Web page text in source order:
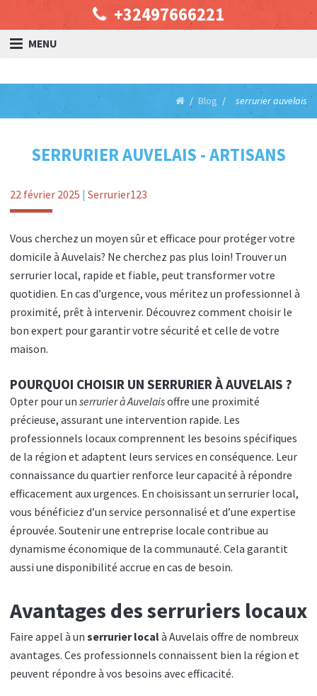
+32497666221
MENU
Blog serrurier auvelais
SERRURIER AUVELAIS - ARTISANS
22 février 2025 Serrurier123
Vous cherchez un moyen sûr et efficace pour protéger votre
domicile à Auvelais? Ne cherchez pas plus loin! Trouver un
serrurier local, rapide et fiable, peut transformer votre
quotidien. En cas d’urgence, vous méritez un professionnel à
proximité, prêt à intervenir. Découvrez comment choisir le
bon expert pour garantir votre sécurité et celle de votre
maison.
POURQUOI CHOISIR UN SERRURIER À AUVELAIS ?
Opter pour un serrurier à Auvelaisoffre une proximité
précieuse, assurant une intervention rapide. Les
professionnels locaux comprennent les besoins spécifiques
de la région et adaptent leurs services en conséquence. Leur
connaissance du quartier renforce leur capacité à répondre
efficacement aux urgences. En choisissant un serrurier local,
vous bénéficiez d’un service personnalisé et d’une expertise
éprouvée. Soutenir une entreprise locale contribue au
dynamisme économique de la communauté. Cela garantit
aussi une disponibilité accrue en cas de besoin.
Avantages des serruriers locaux
Faire appel à un serrurier localà Auvelais offre de nombreux
avantages. Ces professionnels connaissent bien la région et
peuvent répondre à vos besoins avec efficacité.